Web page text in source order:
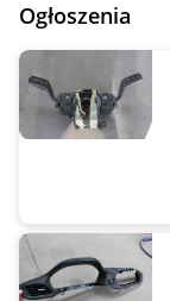
Ogłoszenia